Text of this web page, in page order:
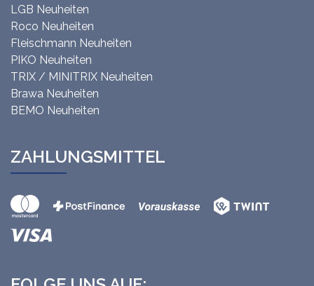
LGB Neuheiten
Roco Neuheiten
Fleischmann Neuheiten
PIKO Neuheiten
TRIX / MINITRIX Neuheiten
Brawa Neuheiten
BEMO Neuheiten
ZAHLUNGSMITTEL